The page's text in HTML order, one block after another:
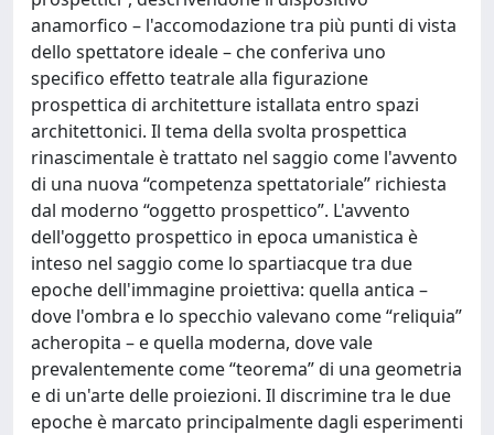
anamorfico – l'accomodazione tra più punti di vista
dello spettatore ideale – che conferiva uno
specifico effetto teatrale alla figurazione
prospettica di architetture istallata entro spazi
architettonici. Il tema della svolta prospettica
rinascimentale è trattato nel saggio come l'avvento
di una nuova “competenza spettatoriale” richiesta
dal moderno “oggetto prospettico”. L'avvento
dell'oggetto prospettico in epoca umanistica è
inteso nel saggio come lo spartiacque tra due
epoche dell'immagine proiettiva: quella antica –
dove l'ombra e lo specchio valevano come “reliquia”
acheropita – e quella moderna, dove vale
prevalentemente come “teorema” di una geometria
e di un'arte delle proiezioni. Il discrimine tra le due
epoche è marcato principalmente dagli esperimenti